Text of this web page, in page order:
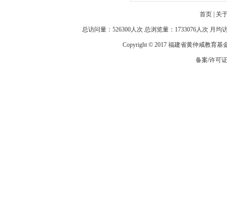
首页 关
总访问量：526300人次 总浏览量：1733076人次 月
Copyright © 2017 福建省黄仲咸教育基
备案/许可